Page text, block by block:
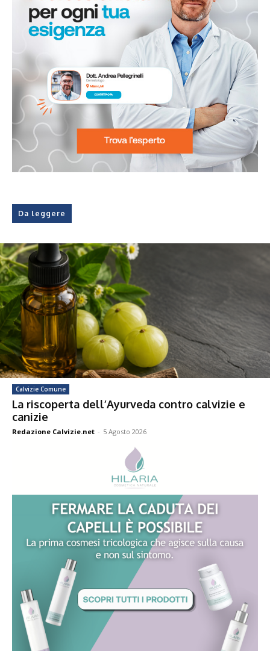
Da leggere
Calvizie Comune
La riscoperta dell’Ayurveda contro calvizie e
canizie
Redazione Calvizie.net - 5 Agosto 2026